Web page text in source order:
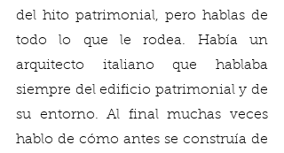
del hito patrimonial, pero hablas de
todo lo que le rodea. Había un
arquitecto italiano que hablaba
siempre del edificio patrimonial y de
su entorno. Al final muchas veces
hablo de cómo antes se construía de